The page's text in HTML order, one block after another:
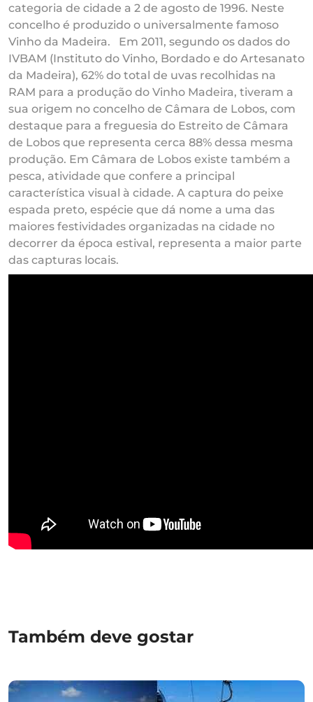
categoria de cidade a 2 de agosto de 1996. Neste
concelho é produzido o universalmente famoso
Vinho da Madeira. Em 2011, segundo os dados do
IVBAM (Instituto do Vinho, Bordado e do Artesanato
da Madeira), 62% do total de uvas recolhidas na
RAM para a produção do Vinho Madeira, tiveram a
sua origem no concelho de Câmara de Lobos, com
destaque para a freguesia do Estreito de Câmara
de Lobos que representa cerca 88% dessa mesma
produção. Em Câmara de Lobos existe também a
pesca, atividade que confere a principal
característica visual à cidade. A captura do peixe
espada preto, espécie que dá nome a uma das
maiores festividades organizadas na cidade no
decorrer da época estival, representa a maior parte
das capturas locais.
Também deve gostar